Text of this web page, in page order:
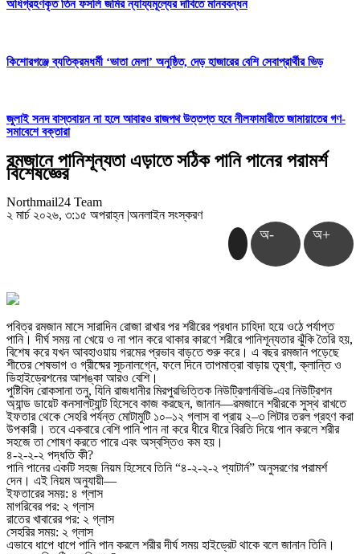
অধিগ্রহণকৃত তিন ফসলি জমির ন্যায্যমূল্যের দাবিতে মানববন্ধন
কিশোরগঞ্জে ব্যতিক্রমধর্মী ‘ভাতা মেলা’ অনুষ্ঠিত, দেড় হাজারের বেশি সেবাপ্রার্থীর ভিড়
জুলাই সনদ বাস্তবায়ন না হলে আবারও রাজপথ উত্তপ্ত হবে নীলফামারীতে জামায়াতের গণ-
সমাবেশে বক্তারা
রমজানে পানিশূন্যতা এড়াতে সঠিক পানি পানের পরামর্শ
বিশেষজ্ঞের
Northmail24 Team
২ মার্চ ২০২৬, ৩:১৫ অপরাহ্ন |অনলাইন সংস্করণ
অ- অ+
পবিত্র রমজান মাসে সারাদিন রোজা রাখার পর শরীরের প্রধান চাহিদা হয়ে ওঠে পর্যাপ্ত
পানি। দীর্ঘ সময় না খেয়ে ও না পান করে থাকার কারণে শরীরে পানিশূন্যতার ঝুঁকি তৈরি হয়,
বিশেষ করে যখন আবহাওয়ায় গরমের প্রভাব বাড়তে শুরু করে। এ বছর রমজান পড়েছে
শীতের শেষভাগ ও গ্রীষ্মের সূচনালগ্নে, ফলে দিনে তাপমাত্রা বাড়ায় তৃষ্ণা, ক্লান্তি ও
ডিহাইড্রেশনের আশঙ্কা আরও বেশি।
পুষ্টিবিদ রোকসানা তনু, যিনি রাজধানীর মিরপুরভিত্তিক নিউট্রিলার্নবিডি-এর নিউট্রিশন
অ্যান্ড ডায়েট কনসালট্যান্ট হিসেবে কাজ করছেন, জানান—রমজানে শরীরকে সুস্থ রাখতে
ইফতার থেকে সেহরি পর্যন্ত মোটামুটি ১০–১২ গ্লাস বা প্রায় ২–৩ লিটার তরল গ্রহণ করা
উপকারী। তবে একবারে বেশি পানি পান না করে ধীরে ধীরে বিরতি দিয়ে পান করলে শরীর
সহজে তা শোষণ করতে পারে এবং অস্বস্তিও কম হয়।
৪-২-২-২ পদ্ধতি কী?
পানি পানের একটি সহজ নিয়ম হিসেবে তিনি “৪-২-২-২ প্যাটার্ন” অনুসরণের পরামর্শ
দেন। এই নিয়ম অনুযায়ী—
ইফতারের সময়: ৪ গ্লাস
মাগরিবের পর: ২ গ্লাস
রাতের খাবারের পর: ২ গ্লাস
সেহরির সময়: ২ গ্লাস
এভাবে ধাপে ধাপে পানি পান করলে শরীর দীর্ঘ সময় হাইড্রেট থাকে বলে জানান তিনি।